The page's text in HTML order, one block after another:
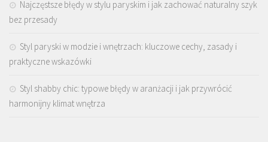
Najczęstsze błędy w stylu paryskim i jak zachować naturalny szyk
bez przesady
Styl paryski w modzie i wnętrzach: kluczowe cechy, zasady i
praktyczne wskazówki
Styl shabby chic: typowe błędy w aranżacji i jak przywrócić
harmonijny klimat wnętrza